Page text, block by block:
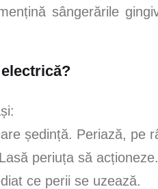
sângerările
ședință. Periază, pe
periuța să acționeze.
ce perii se uzează.